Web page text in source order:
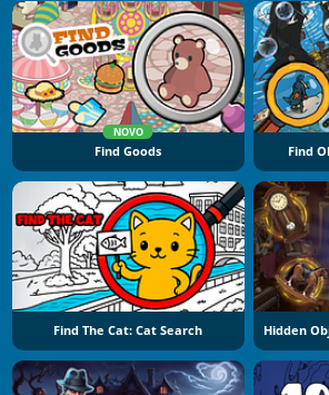
NOVO
Find Goods Find
Find The Cat: Cat Search